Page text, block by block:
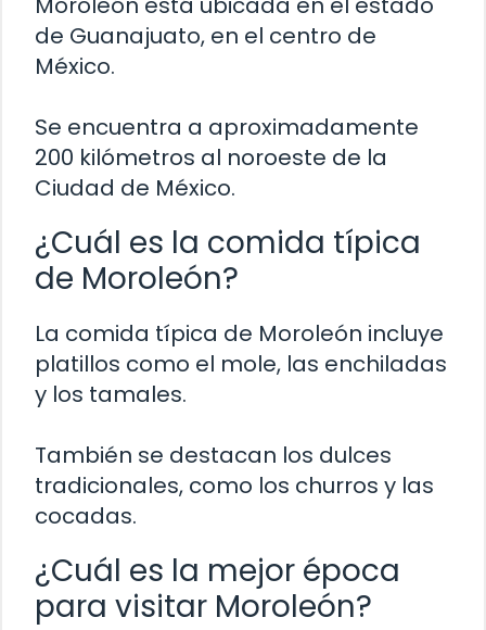
de Guanajuato, en el centro de
México.
Se encuentra a aproximadamente
200 kilómetros al noroeste de la
Ciudad de México.
¿Cuál es la comida típica
de Moroleón?
La comida típica de Moroleón incluye
platillos como el mole, las enchiladas
y los tamales.
También se destacan los dulces
tradicionales, como los churros y las
cocadas.
¿Cuál es la mejor época
para visitar Moroleón?